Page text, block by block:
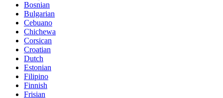
Bosnian
Bulgarian
Cebuano
Chichewa
Corsican
Croatian
Dutch
Estonian
Filipino
Finnish
Frisian